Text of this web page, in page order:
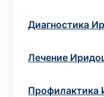
Диагностика
Лечение
Профилактика